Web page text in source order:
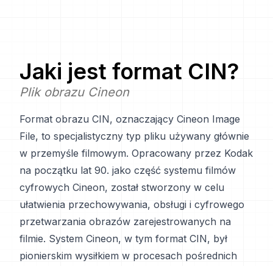
Jaki jest format CIN?
Plik obrazu Cineon
Format obrazu CIN, oznaczający Cineon Image
File, to specjalistyczny typ pliku używany głównie
w przemyśle filmowym. Opracowany przez Kodak
na początku lat 90. jako część systemu filmów
cyfrowych Cineon, został stworzony w celu
ułatwienia przechowywania, obsługi i cyfrowego
przetwarzania obrazów zarejestrowanych na
filmie. System Cineon, w tym format CIN, był
pionierskim wysiłkiem w procesach pośrednich